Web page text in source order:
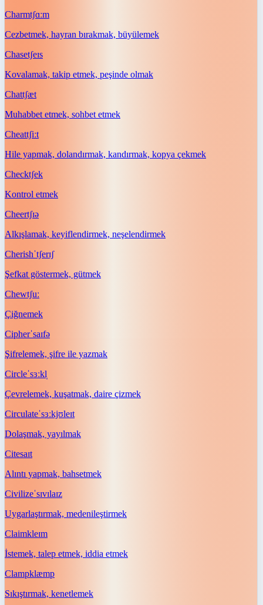
Charmtʃɑːm
Cezbetmek, hayran bırakmak, büyülemek
Chasetʃeɪs
Kovalamak, takip etmek, peşinde olmak
Chattʃæt
Muhabbet etmek, sohbet etmek
Cheattʃiːt
Hile yapmak, dolandırmak, kandırmak, kopya çekmek
Checktʃek
Kontrol etmek
Cheertʃɪə
Alkışlamak, keyiflendirmek, neşelendirmek
Cherishˈtʃerɪʃ
Şefkat göstermek, gütmek
Chewtʃuː
Çiğnemek
Cipherˈsaɪfə
Şifrelemek, şifre ile yazmak
Circleˈsɜːkl̩
Çevrelemek, kuşatmak, daire çizmek
Circulateˈsɜːkjʊleɪt
Dolaşmak, yayılmak
Citesaɪt
Alıntı yapmak, bahsetmek
Civilizeˈsɪvɪlaɪz
Uygarlaştırmak, medenileştirmek
Claimkleɪm
İstemek, talep etmek, iddia etmek
Clampklæmp
Sıkıştırmak, kenetlemek